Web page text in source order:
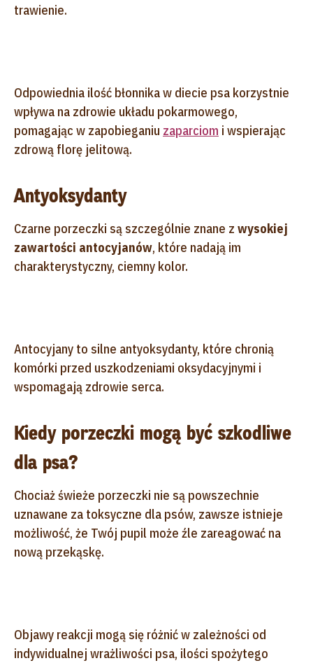
trawienie.
Odpowiednia ilość błonnika w diecie psa korzystnie
wpływa na zdrowie układu pokarmowego,
pomagając w zapobieganiu zaparciom i wspierając
zdrową florę jelitową.
Antyoksydanty
Czarne porzeczki są szczególnie znane z wysokiej
zawartości antocyjanów, które nadają im
charakterystyczny, ciemny kolor.
Antocyjany to silne antyoksydanty, które chronią
komórki przed uszkodzeniami oksydacyjnymi i
wspomagają zdrowie serca.
Kiedy porzeczki mogą być szkodliwe
dla psa?
Chociaż świeże porzeczki nie są powszechnie
uznawane za toksyczne dla psów, zawsze istnieje
możliwość, że Twój pupil może źle zareagować na
nową przekąskę.
Objawy reakcji mogą się różnić w zależności od
indywidualnej wrażliwości psa, ilości spożytego